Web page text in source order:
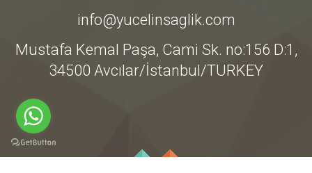
info@yucelinsaglik.com
Mustafa Kemal Paşa, Cami Sk. no:156 D:1,
34500 Avcılar/İstanbul/TURKEY